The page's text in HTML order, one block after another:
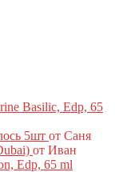
Basilic, Edp, 65
5шт от Саня
от Иван
Edp, 65 ml